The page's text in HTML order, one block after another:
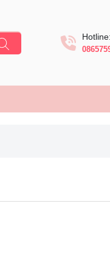
Hotline: